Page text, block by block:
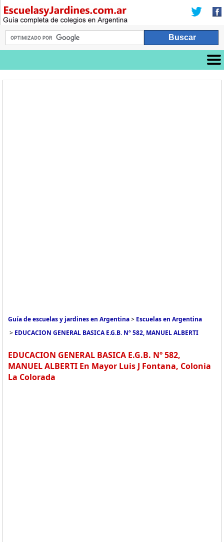
Guía de escuelas y jardines en Argentina> Escuelas en Argentina
> EDUCACION GENERAL BASICA E.G.B. Nº 582, MANUEL ALBERTI
EDUCACION GENERAL BASICA E.G.B. Nº 582,
MANUEL ALBERTI En Mayor Luis J Fontana, Colonia
La Colorada